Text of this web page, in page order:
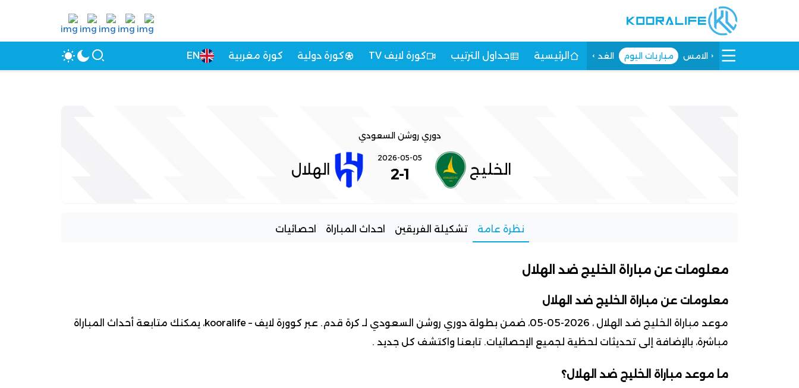
الامس مباريات اليوم الغد الرئيسية جداول الترتيب كورة لايف TV كورة دولية كورة مغربية EN
دوري روشن السعودي
الخليج
2026-05-05
1
-
2 الهلال
نظرة عامة تشكيلة الفريقين احداث المباراة احصائيات
معلومات عن مباراة الخليج ضد الهلال
معلومات عن مباراة الخليج ضد الهلال
موعد مباراة الخليج ضد الهلال ، 2026-05-05، ضمن بطولة دوري روشن السعودي لـ كرة قدم. عبر كوورة لايف – kooralife، يمكنك متابعة أحداث المباراة
مباشرة، بالإضافة إلى تحديثات لحظية لجميع الإحصائيات. تابعنا واكتشف كل جديد .
ما موعد مباراة الخليج ضد الهلال؟